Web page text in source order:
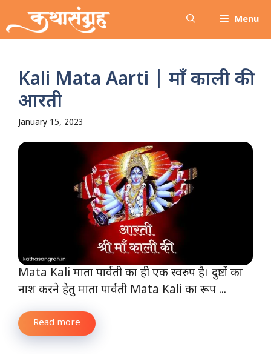
to
content
Menu
Kali Mata Aarti | माँ काली की
आरती
January 15, 2023
Mata Kali माता पार्वती का ही एक स्वरुप है। दुष्टों का
नाश करने हेतु माता पार्वती Mata Kali का रूप ...
Read more